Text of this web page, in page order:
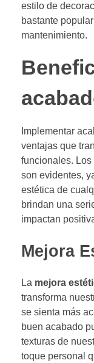
estilo de
bastante
mantenimiento.
Implementar
ventajas que
funcionales. Los
son evidentes,
estética de
brindan una
impactan
Mejora
La mejora
transforma
se sienta más
buen acabado
texturas de
toque personal